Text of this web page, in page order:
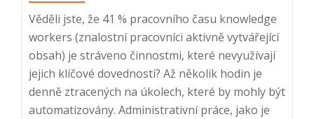
Věděli jste, že 41 % pracovního času knowledge
workers (znalostní pracovníci aktivně vytvářející
obsah) je stráveno činnostmi, které nevyužívají
jejich klíčové dovednosti? Až několik hodin je
denně ztracených na úkolech, které by mohly být
automatizovány. Administrativní práce, jako je